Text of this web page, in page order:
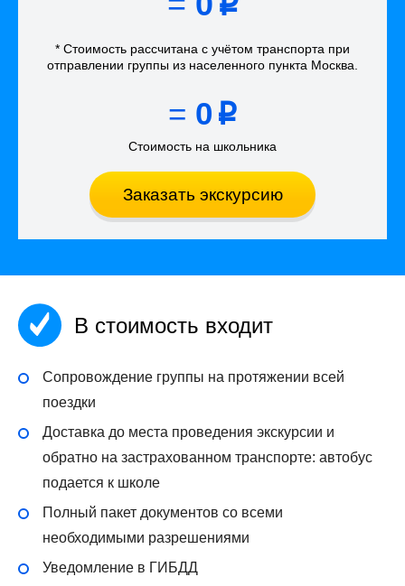
* Стоимость рассчитана с учётом транспорта при
отправлении группы из населенного пункта Москва
= 0 p
Стоимость на школьника
Заказать экскурсию
В стоимость входит
Сопровождение группы на протяжении всей
поездки
Доставка до места проведения экскурсии и
обратно на застрахованном транспорте: автобус
подается к школе
Полный пакет документов со всеми
необходимыми разрешениями
Уведомление в ГИБДД